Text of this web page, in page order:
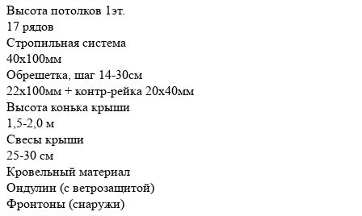
Высота потолков 1эт.
17 рядов
Стропильная система
40х100мм
Обрешетка, шаг 14-30см
22х100мм + контр-рейка 20х40мм
Высота конька крыши
1,5-2,0 м
Свесы крыши
25-30 см
Кровельный материал
Ондулин (с ветрозащитой)
Фронтоны (снаружи)